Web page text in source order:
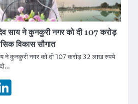
साय ने कुनकुरी नगर को दी 107 करोड़
विकास सौगात
ने कुनकुरी नगर को दी 107 करोड़ 32 लाख रुपये